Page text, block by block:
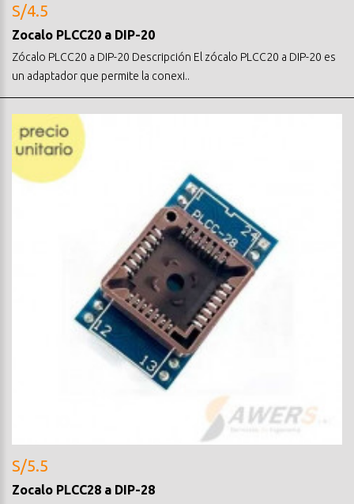
S/4.5
Zocalo PLCC20 a DIP-20
Zócalo PLCC20 a DIP-20 Descripción El zócalo PLCC20 a DIP-20 es
un adaptador que permite la conexi..
S/5.5
Zocalo PLCC28 a DIP-28